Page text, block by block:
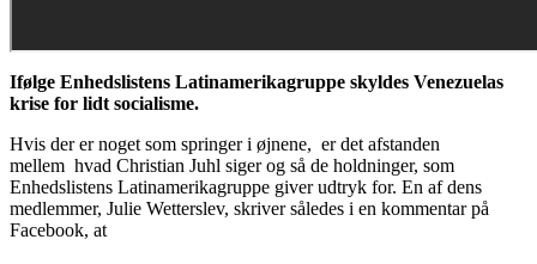
Ifølge Enhedslistens Latinamerikagruppe skyldes Venezuelas
krise for lidt socialisme.
Hvis der er noget som springer i øjnene, er det afstanden
mellem hvad Christian Juhl siger og så de holdninger, som
Enhedslistens Latinamerikagruppe giver udtryk for. En af dens
medlemmer, Julie Wetterslev, skriver således i en kommentar på
Facebook, at